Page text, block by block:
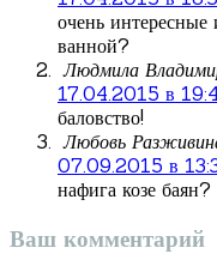
очень интересные
ванной?
Людмила
17.04.2015 в
баловство!
Любовь
07.09.2015 в
нафига козе баян?
Ваш комментарий